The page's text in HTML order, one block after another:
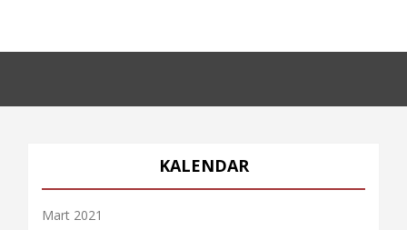
KALENDAR
Mart 2021